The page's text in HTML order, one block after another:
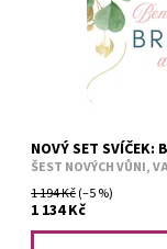
NOVÝ SET SVÍČEK:
ŠEST NOVÝCH VŮNI,
1 194 Kč(–5 %)
1 134 Kč